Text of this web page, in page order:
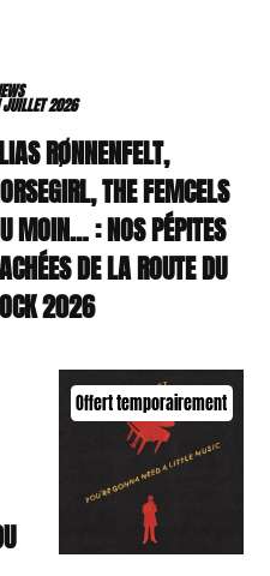
2026
RØNNENFELT,
THE FEMCELS
MOIN… : NOS PÉPITES
DE LA ROUTE DU
2026
Offert temporairement